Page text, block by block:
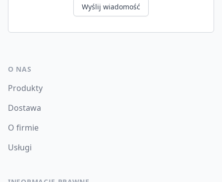
Wyślij wiadomość
O NAS
Produkty
Dostawa
O firmie
Usługi